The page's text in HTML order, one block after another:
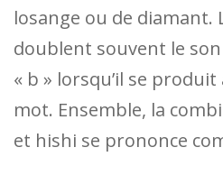
losange ou de diamant.
doublent souvent le
« b » lorsqu’il se produit
mot. Ensemble, la
et hishi se prononce